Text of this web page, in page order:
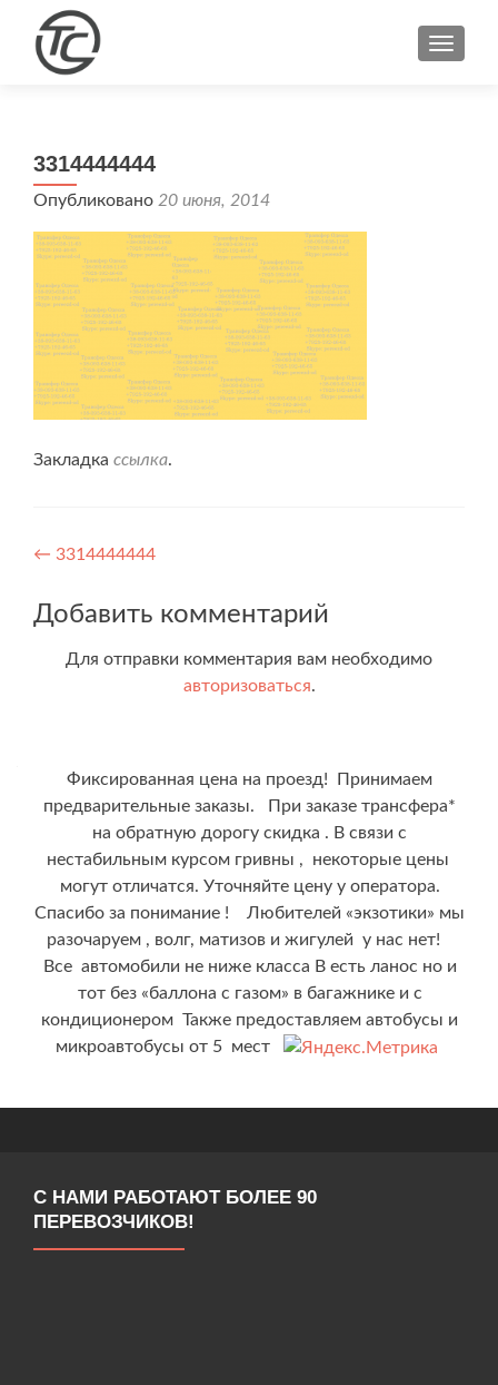
3314444444
Опубликовано 20 июня, 2014
Закладка ссылка.
Навигация
по
записям
← 3314444444
Добавить комментарий
Для отправки комментария вам необходимо
авторизоваться.
Фиксированная цена на проезд! Принимаем
предварительные заказы. При заказе трансфера*
на обратную дорогу скидка . В связи с
нестабильным курсом гривны , некоторые цены
могут отличатся. Уточняйте цену у оператора.
Спасибо за понимание ! Любителей «экзотики» мы
разочаруем , волг, матизов и жигулей у нас нет!
Все автомобили не ниже класса В есть ланос но и
тот без «баллона с газом» в багажнике и с
кондиционером Также предоставляем автобусы и
микроавтобусы от 5 мест
С НАМИ РАБОТАЮТ БОЛЕЕ 90
ПЕРЕВОЗЧИКОВ!